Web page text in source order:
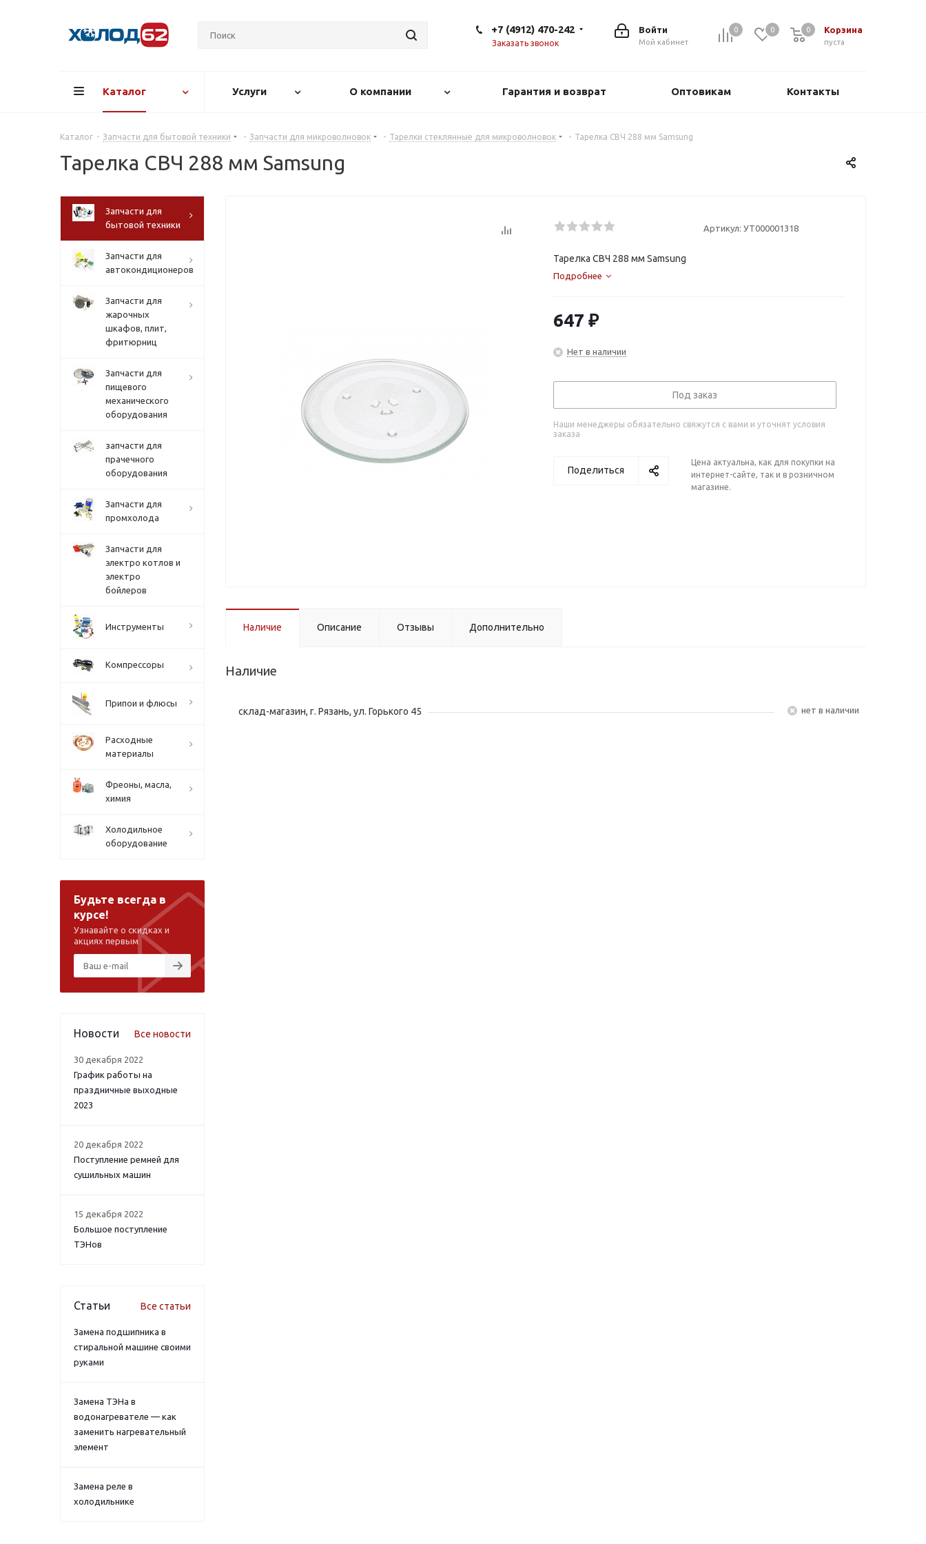
0 0 Корзина
0
пуста
0
Войти
Мой кабинет
+7 (4912) 470-242
Заказать звонок
Каталог Услуги О компании Гарантия и возврат Оптовикам Контакты
Каталог - Запчасти для бытовой техники - Запчасти для микроволновок - Тарелки стеклянные для микроволновок - Тарелка СВЧ 288 мм Samsung
Тарелка СВЧ 288 мм Samsung
Артикул: УТ000001318
Тарелка СВЧ 288 мм Samsung
Подробнее
647 ₽
Нет в наличии
Под заказ
Наши менеджеры обязательно свяжутся с вами и уточнят условия
заказа
Поделиться
Цена актуальна, как для покупки на
интернет-сайте, так и в розничном
магазине.
Наличие Описание Отзывы Дополнительно
Наличие
склад-магазин, г. Рязань, ул. Горького 45 Нет в наличии
Запчасти для
бытовой техники
Запчасти для
автокондиционеров
Запчасти для
жарочных
шкафов, плит,
фритюрниц
Запчасти для
пищевого
механического
оборудования
запчасти для
прачечного
оборудования
Запчасти для
промхолода
Запчасти для
электро котлов и
электро
бойлеров
Инструменты
Компрессоры
Припои и флюсы
Расходные
материалы
Фреоны, масла,
химия
Холодильное
оборудование
Будьте всегда в
курсе!
Узнавайте о скидках и
акциях первым
Новости Все новости
30 декабря 2022
График работы на
праздничные выходные
2023
20 декабря 2022
Поступление ремней для
сушильных машин
15 декабря 2022
Большое поступление
ТЭНов
Статьи Все статьи
Замена подшипника в
стиральной машине своими
руками
Замена ТЭНа в
водонагревателе — как
заменить нагревательный
элемент
Замена реле в
холодильнике